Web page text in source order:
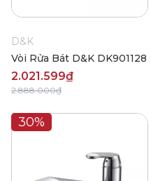
D&K
Vòi Rửa Bát D&K DK901128
2.021.599₫
2.888.000₫
30%